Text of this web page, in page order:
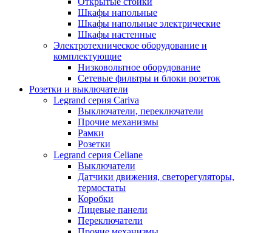
Шкафы напольные
Шкафы напольные электрические
Шкафы настенные
Электротехническое оборудование и
комплектующие
Низковольтное оборудование
Сетевые фильтры и блоки розеток
Розетки и выключатели
Legrand серия Cariva
Выключатели, переключатели
Прочие механизмы
Рамки
Розетки
Legrand серия Celiane
Выключатели
Датчики движения, светорегуляторы,
термостаты
Коробки
Лицевые панели
Переключатели